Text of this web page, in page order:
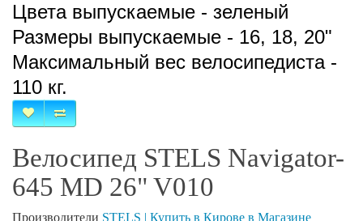
Цвета выпускаемые - зеленый
Размеры выпускаемые - 16, 18, 20ʺ
Максимальный вес велосипедиста -
110 кг.
Велосипед STELS Navigator-
645 MD 26" V010
Производители STELS | Купить в Кирове в Магазине